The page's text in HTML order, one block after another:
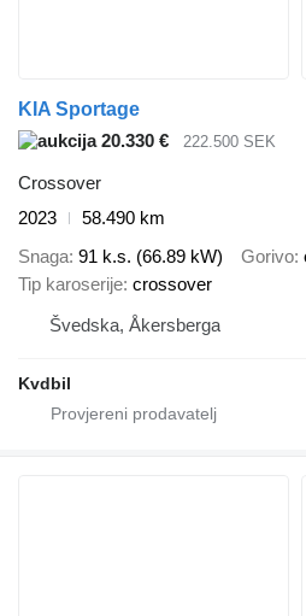
KIA Sportage
20.330 €
222.500 SEK
Crossover
2023
58.490 km
Snaga 91 k.s. (66.89 kW) Gorivo
Tip karoserije crossover
Švedska, Åkersberga
Kvdbil